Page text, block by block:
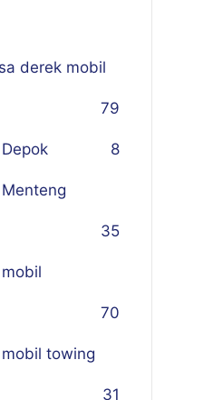
derek mobil
79
8
35
70
towing
31